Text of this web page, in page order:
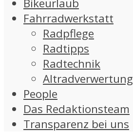
Bikeurlaub
Fahrradwerkstatt
Radpflege
Radtipps
Radtechnik
Altradverwertung
People
Das Redaktionsteam
Transparenz bei uns